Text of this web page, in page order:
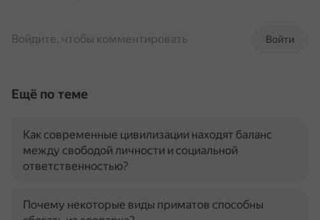
Войти
Войдите, чтобы комментировать
Ещё по теме
Как современные цивилизации находят баланс
между свободой личности и социальной
ответственностью?
Почему некоторые виды приматов способны